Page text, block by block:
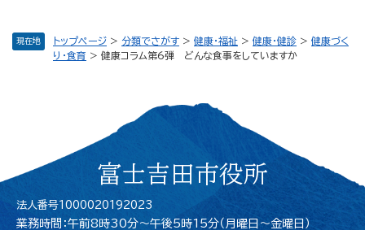
現在地 トップページ > 分類でさがす > 健康・福祉 > 健康・健診 > 健康づく
り・食育 > 健康コラム第6弾 どんな食事をしていますか
富士吉田市役所
法人番号1000020192023
業務時間：午前8時30分～午後5時15分（月曜日〜金曜日）